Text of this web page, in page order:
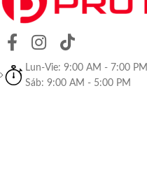
Lun-Vie: 9:00 AM - 7:00 PM
Sáb: 9:00 AM - 5:00 PM